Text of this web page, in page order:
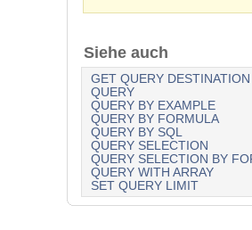
Siehe auch
GET QUERY DESTINATION
QUERY
QUERY BY EXAMPLE
QUERY BY FORMULA
QUERY BY SQL
QUERY SELECTION
QUERY SELECTION BY
QUERY WITH ARRAY
SET QUERY LIMIT